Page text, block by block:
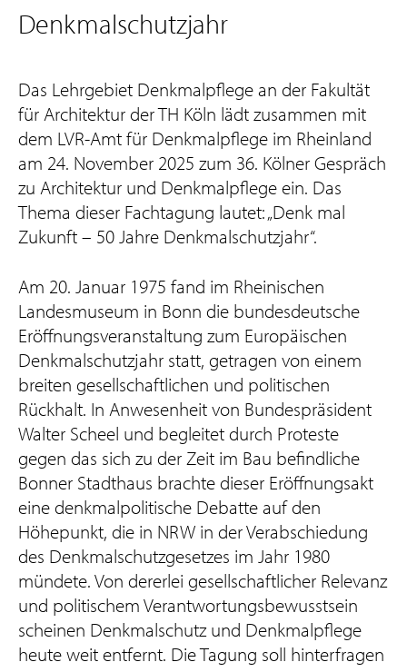
Denkmalschutzjahr
Das Lehrgebiet Denkmalpflege an der Fakultät
für Architektur der TH Köln lädt zusammen mit
dem LVR-Amt für Denkmalpflege im Rheinland
am 24. November 2025 zum 36. Kölner Gespräch
zu Architektur und Denkmalpflege ein. Das
Thema dieser Fachtagung lautet: „Denk mal
Zukunft – 50 Jahre Denkmalschutzjahr“.
Am 20. Januar 1975 fand im Rheinischen
Landesmuseum in Bonn die bundesdeutsche
Eröffnungsveranstaltung zum Europäischen
Denkmalschutzjahr statt, getragen von einem
breiten gesellschaftlichen und politischen
Rückhalt. In Anwesenheit von Bundespräsident
Walter Scheel und begleitet durch Proteste
gegen das sich zu der Zeit im Bau befindliche
Bonner Stadthaus brachte dieser Eröffnungsakt
eine denkmalpolitische Debatte auf den
Höhepunkt, die in NRW in der Verabschiedung
des Denkmalschutzgesetzes im Jahr 1980
mündete. Von dererlei gesellschaftlicher Relevanz
und politischem Verantwortungsbewusstsein
scheinen Denkmalschutz und Denkmalpflege
heute weit entfernt. Die Tagung soll hinterfragen